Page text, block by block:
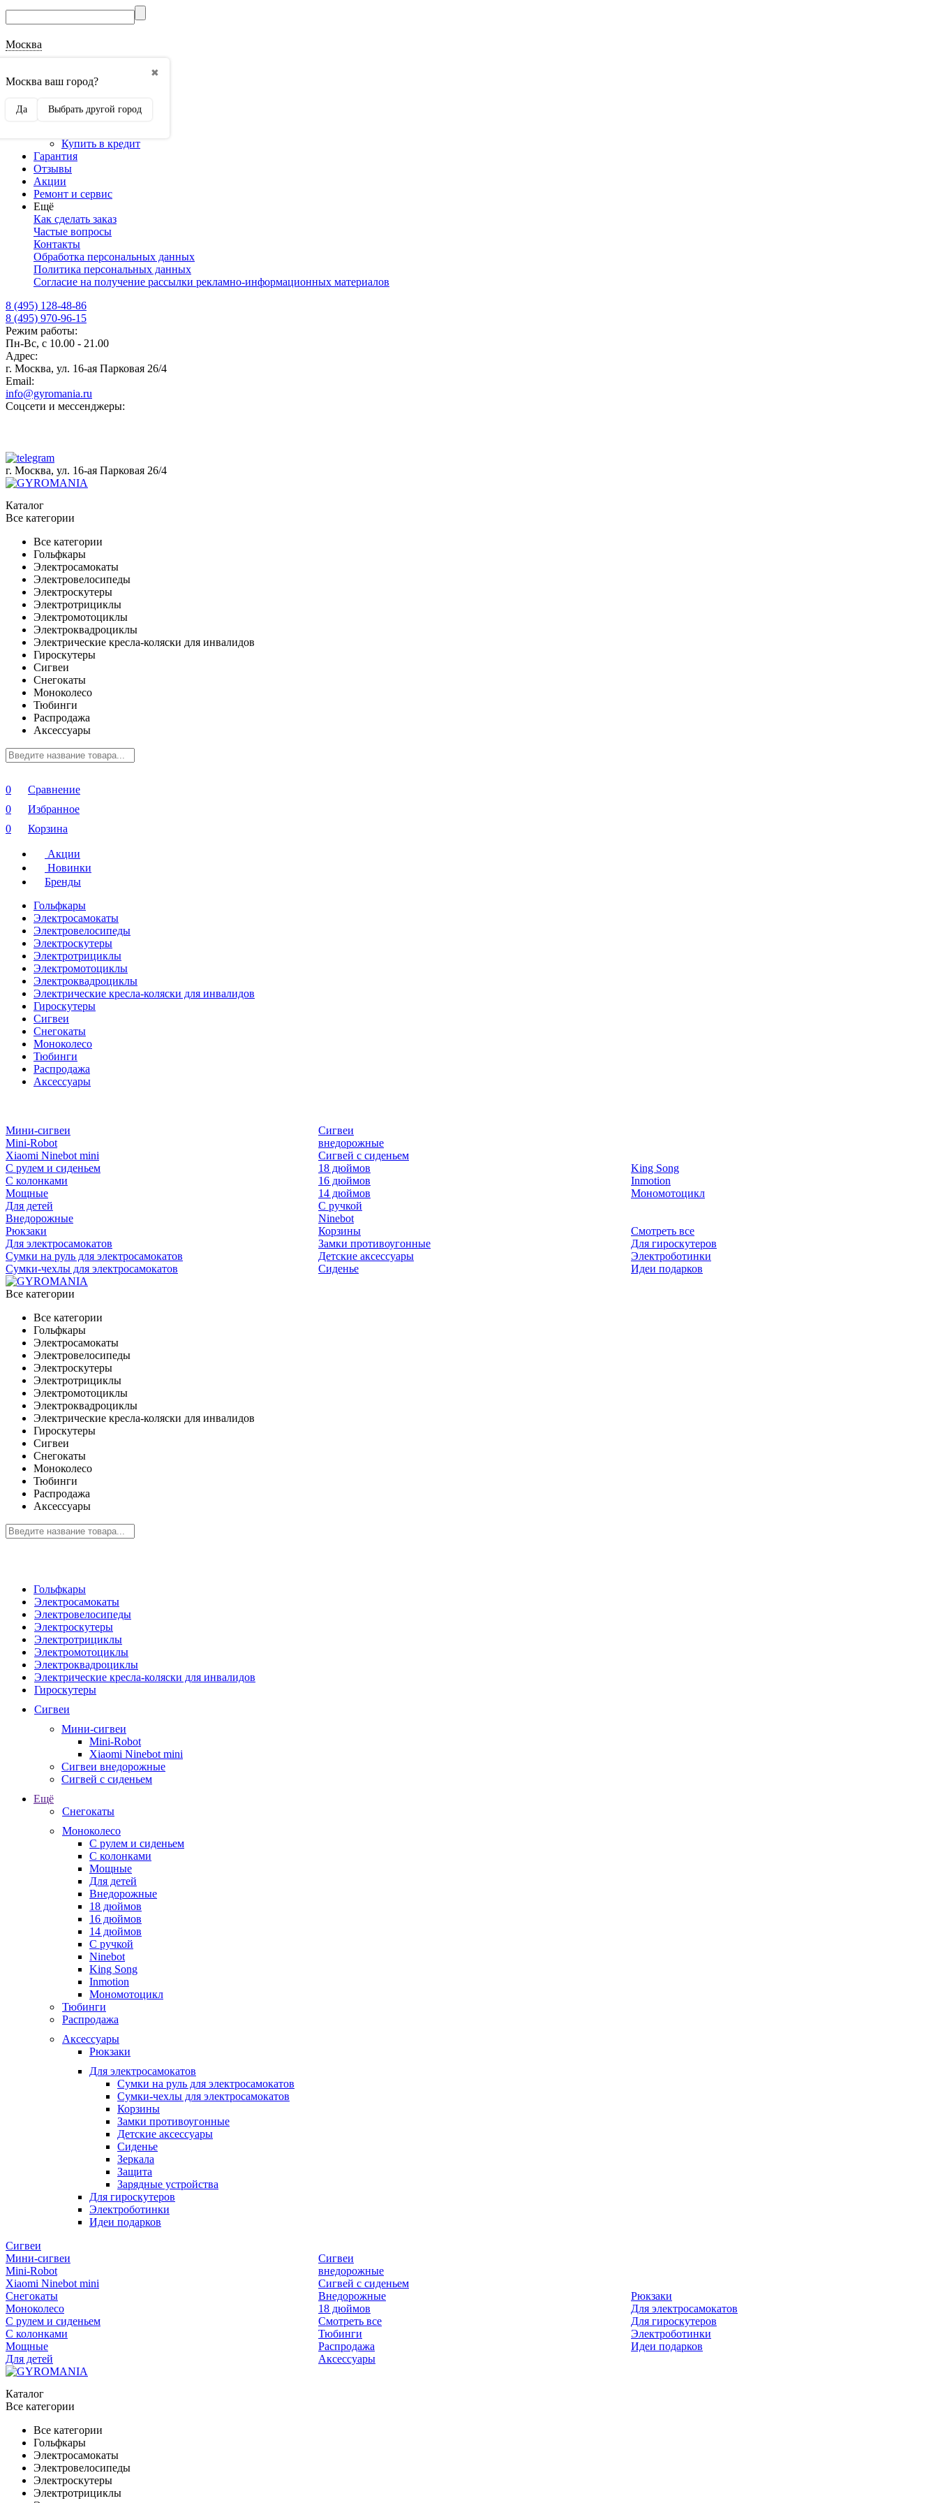
Москва
✖
Москва ваш город?
Да Выбрать другой город
Наши реквизиты
Оптовикам
Сотрудничество
Купить в кредит
Гарантия
Отзывы
Акции
Ремонт и сервис
Ещё
Как сделать заказ
Частые вопросы
Контакты
Обработка персональных данных
Политика персональных данных
Согласие на получение рассылки рекламно-информационных материалов
8 (495) 128-48-86
8 (495) 970-96-15
Режим работы:
Пн-Вс, с 10.00 - 21.00
Адрес:
г. Москва, ул. 16-ая Парковая 26/4
Email:
info@gyromania.ru
Соцсети и мессенджеры:
г. Москва, ул. 16-ая Парковая 26/4
Каталог
Все категории
Все категории
Гольфкары
Электросамокаты
Электровелосипеды
Электроскутеры
Электротрициклы
Электромотоциклы
Электроквадроциклы
Электрические кресла-коляски для инвалидов
Гироскутеры
Сигвеи
Снегокаты
Моноколесо
Тюбинги
Распродажа
Аксессуары
0
Сравнение
0
Избранное
0
Корзина
Акции
Новинки
Бренды
Гольфкары
Электросамокаты
Электровелосипеды
Электроскутеры
Электротрициклы
Электромотоциклы
Электроквадроциклы
Электрические кресла-коляски для инвалидов
Гироскутеры
Сигвеи
Снегокаты
Моноколесо
Тюбинги
Распродажа
Аксессуары
Мини-сигвеи
Mini-Robot
Xiaomi Ninebot mini
Сигвеи
внедорожные
Сигвей с сиденьем
С рулем и сиденьем
С колонками
Мощные
Для детей
Внедорожные
18 дюймов
16 дюймов
14 дюймов
С ручкой
Ninebot
King Song
Inmotion
Мономотоцикл
Рюкзаки
Для электросамокатов
Сумки на руль для электросамокатов
Сумки-чехлы для электросамокатов
Корзины
Замки противоугонные
Детские аксессуары
Сиденье
Смотреть все
Для гироскутеров
Электроботинки
Идеи подарков
Все категории
Все категории
Гольфкары
Электросамокаты
Электровелосипеды
Электроскутеры
Электротрициклы
Электромотоциклы
Электроквадроциклы
Электрические кресла-коляски для инвалидов
Гироскутеры
Сигвеи
Снегокаты
Моноколесо
Тюбинги
Распродажа
Аксессуары
Гольфкары
Электросамокаты
Электровелосипеды
Электроскутеры
Электротрициклы
Электромотоциклы
Электроквадроциклы
Электрические кресла-коляски для инвалидов
Гироскутеры
Сигвеи
Мини-сигвеи
Mini-Robot
Xiaomi Ninebot mini
Сигвеи внедорожные
Сигвей с сиденьем
Ещё
Снегокаты
Моноколесо
С рулем и сиденьем
С колонками
Мощные
Для детей
Внедорожные
18 дюймов
16 дюймов
14 дюймов
С ручкой
Ninebot
King Song
Inmotion
Мономотоцикл
Тюбинги
Распродажа
Аксессуары
Рюкзаки
Для электросамокатов
Сумки на руль для электросамокатов
Сумки-чехлы для электросамокатов
Корзины
Замки противоугонные
Детские аксессуары
Сиденье
Зеркала
Защита
Зарядные устройства
Для гироскутеров
Электроботинки
Идеи подарков
Сигвеи
Мини-сигвеи
Mini-Robot
Xiaomi Ninebot mini
Сигвеи
внедорожные
Сигвей с сиденьем
Снегокаты
Моноколесо
С рулем и сиденьем
С колонками
Мощные
Для детей
Внедорожные
18 дюймов
Смотреть все
Тюбинги
Распродажа
Аксессуары
Рюкзаки
Для электросамокатов
Для гироскутеров
Электроботинки
Идеи подарков
Каталог
Все категории
Все категории
Гольфкары
Электросамокаты
Электровелосипеды
Электроскутеры
Электротрициклы